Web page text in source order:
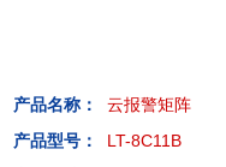
产品名称：
云报警矩阵
产品型号：
LT-8C11B